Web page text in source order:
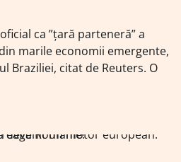
ca ”ţară parteneră” a
marile economii emergente,
Braziliei, citat de Reuters. O